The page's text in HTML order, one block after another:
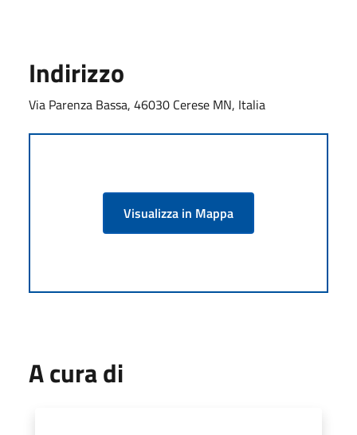
Indirizzo
Via Parenza Bassa, 46030 Cerese MN, Italia
Visualizza in Mappa
A cura di